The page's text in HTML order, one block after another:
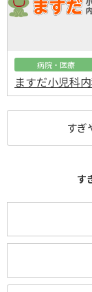
病院・医療
ますだ小児科
すぎ
す